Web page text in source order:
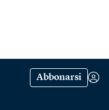
Abbonarsi